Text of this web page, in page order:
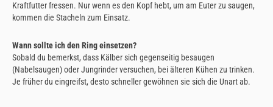
Kraftfutter fressen. Nur wenn es den Kopf hebt, um am Euter zu saugen,
kommen die Stacheln zum Einsatz.
Wann sollte ich den Ring einsetzen?
Sobald du bemerkst, dass Kälber sich gegenseitig besaugen
(Nabelsaugen) oder Jungrinder versuchen, bei älteren Kühen zu trinken.
Je früher du eingreifst, desto schneller gewöhnen sie sich die Unart ab.